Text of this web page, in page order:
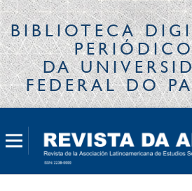
BIBLIOTECA
DA
FEDERAL DO